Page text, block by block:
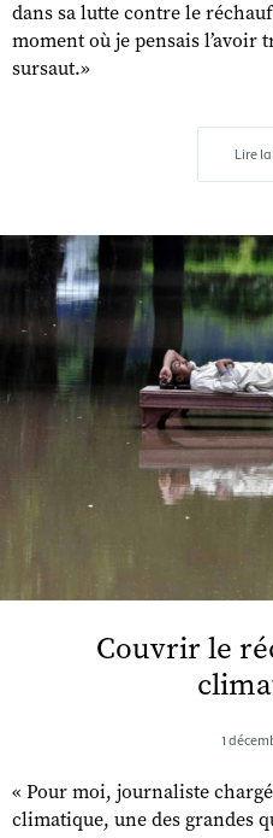
dans sa lutte contre le
moment où je pensais l’avoir
sursaut.»
Lire
Couvrir le
1
« Pour moi, journaliste
climatique, une des grandes